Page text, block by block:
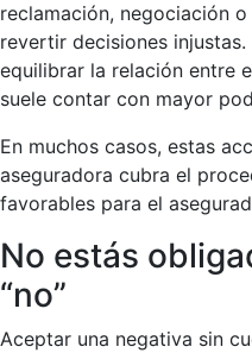
reclamación, negociación
revertir decisiones
equilibrar la relación entre
suele contar con mayor
En muchos casos, estas
aseguradora cubra el
favorables para el
No estás
“no”
Aceptar una negativa sin